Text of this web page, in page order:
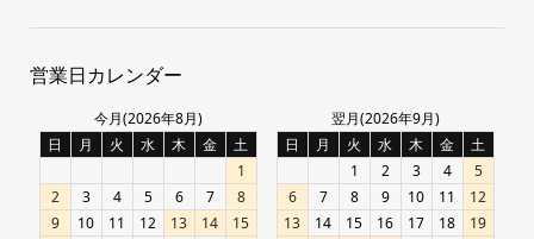
営業日カレンダー
今月(2026年8月)
日
月 火 水 木 金
土
1
2
3 4 5 6 7
8
9
10 11 12 13 14
15
翌月(2026年9月)
日
月 火 水 木 金
土
1
2 3 4
5
6
7 8 9 10 11
12
13
14 15 16 17 18
19